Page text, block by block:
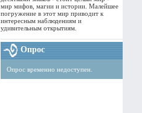
мир мифов, магии и истории. Малейшее
погружение в этот мир приводит к
интересным наблюдениям и
удивительным открытиям.
Опрос
Опрос временно недоступен.